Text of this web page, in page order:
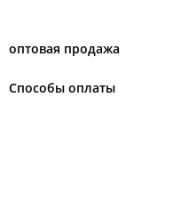
оптовая продажа
Способы оплаты